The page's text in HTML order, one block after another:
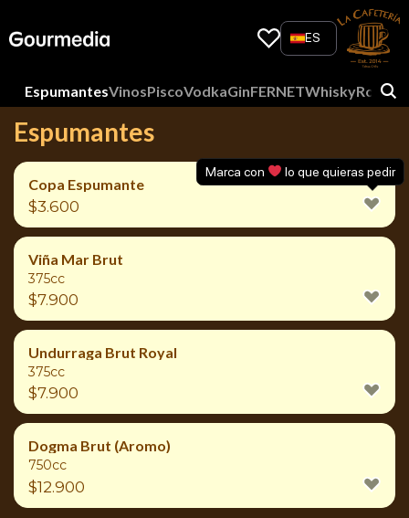
content
ES
EspumantesVinosPiscoVodkaGinFERNETWhiskyRon
Espumantes
Copa Espumante
$3.600
Viña Mar Brut
375cc
$7.900
Undurraga Brut Royal
375cc
$7.900
Dogma Brut (Aromo)
750cc
$12.900
Marca con lo que quieras pedir